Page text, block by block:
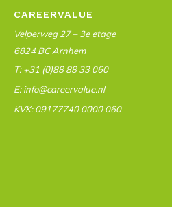
CAREERVALUE
Velperweg 27 – 3e etage
6824 BC Arnhem
T: +31 (0)88 88 33 060
E: info@careervalue.nl
KVK: 09177740 0000 060